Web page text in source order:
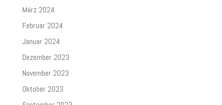
März 2024
Februar 2024
Januar 2024
Dezember 2023
November 2023
Oktober 2023